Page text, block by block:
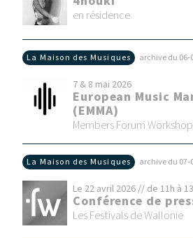
en résidence
La Maison des Musiques archive du
7 & 8 mai 2026
European Music
(EMMA)
Members Forum
La Maison des Musiques archive du
Le 22 avril 2026 // de 11h à
Conférence de
Les Festivals de Wallonie